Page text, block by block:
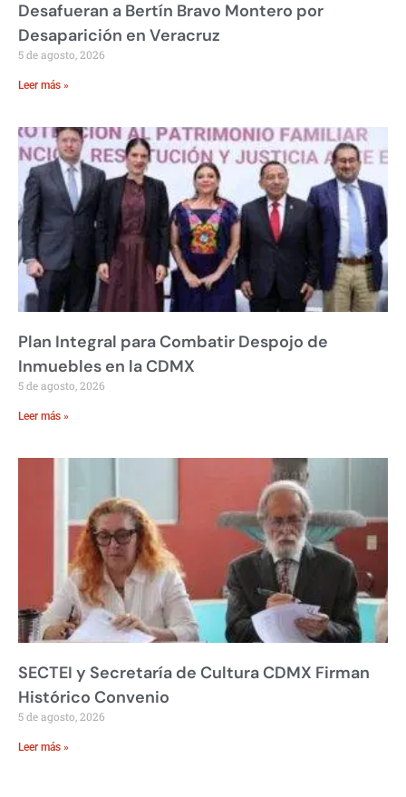
Desafueran a Bertín Bravo Montero por
Desaparición en Veracruz
5 de agosto, 2026
Leer más »
Plan Integral para Combatir Despojo de
Inmuebles en la CDMX
5 de agosto, 2026
Leer más »
SECTEI y Secretaría de Cultura CDMX Firman
Histórico Convenio
5 de agosto, 2026
Leer más »